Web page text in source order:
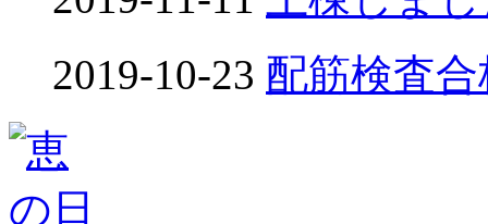
2019-10-23 配筋検査